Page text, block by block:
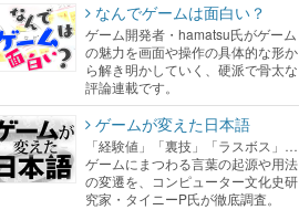
なんでゲームは面白い？
ゲーム開発者・hamatsu氏がゲーム
の魅力を画面や操作の具体的な形か
ら解き明かしていく、硬派で骨太な
評論連載です。
ゲームが変えた日本語
「経験値」「裏技」「ラスボス」…
ゲームにまつわる言葉の起源や用法
の変遷を、コンピューター文化史研
究家・タイニーP氏が徹底調査。